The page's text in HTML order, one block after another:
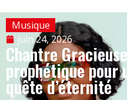
Musique
juin 24, 2026
Chantre
prophétique pour
quête d’éternité